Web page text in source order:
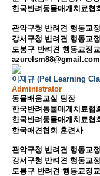
한국반려동물매개치료협
관악구청 반려견 행동교
강서구청 반려견 행동교
도봉구 반려견 행동교정
azurelsm88@gmail.com
이재규 (Pet Learning
Administrator
동물배움교실 팀장
한국반려동물매개치료협
한국반려동물매개치료협
한국애견협회 훈련사
관악구청 반려견 행동교
강서구청 반려견 행동교
도봉구 반려견 행동교정